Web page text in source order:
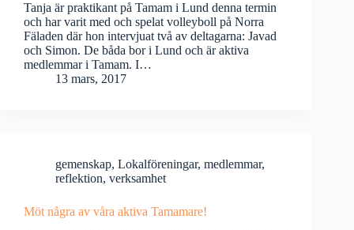
Tanja är praktikant på Tamam i Lund denna termin
och har varit med och spelat volleyboll på Norra
Fäladen där hon intervjuat två av deltagarna: Javad
och Simon. De båda bor i Lund och är aktiva
medlemmar i Tamam. I…
13 mars, 2017
gemenskap, Lokalföreningar, medlemmar,
reflektion, verksamhet
Möt några av våra aktiva Tamamare!